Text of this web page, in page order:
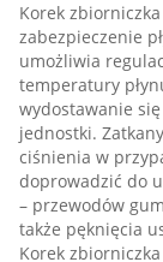
Korek
zabezpieczenie
umożliwia
temperatury
wydostawanie
jednostki.
ciśnienia w
doprowadzić do
– przewodów
także pęknięcia
Korek